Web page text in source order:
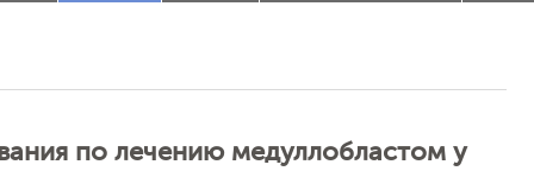
по лечению медуллобластом у